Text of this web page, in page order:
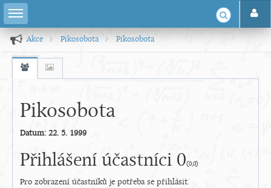
Akce Pikosobota Pikosobota
Pikosobota
Datum: 22. 5. 1999
Přihlášení účastníci 0(0,0)
Pro zobrazení účastníků je potřeba se přihlásit.